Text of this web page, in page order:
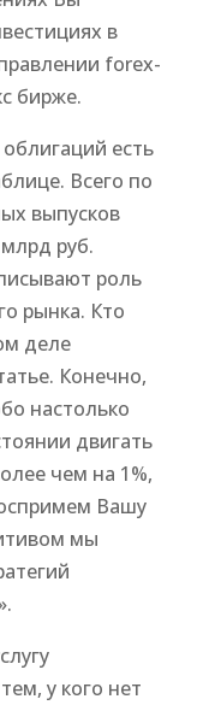
в
forex-
бирже.
есть
Всего по
выпусков
руб.
роль
рынка. Кто
деле
Конечно,
настолько
двигать
чем на 1%,
Вашу
мы
у кого нет